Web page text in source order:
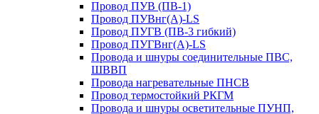
Провод ПУВ (ПВ-1)
Провод ПУВнг(А)-LS
Провод ПУГВ (ПВ-3 гибкий)
Провод ПУГВнг(А)-LS
Провода и шнуры соединительные ПВС,
ШВВП
Провода нагревательные ПНСВ
Провод термостойкий РКГМ
Провода и шнуры осветительные ПУНП,